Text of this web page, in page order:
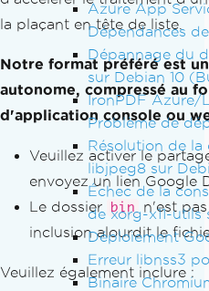
Azure App
Dépendances
Dépannage du
sur Debian 10
IronPDF Azure/
Problème de
Résolution de
libjpeg8 sur
Échec de la
de xorg-x11-
Déploiement
Erreur libnss3
Binaire
la plaçant en tête de liste.
Notre format préféré est
autonome, compressé au
d'application console ou
Veuillez activer le
envoyez un lien Google
Le dossier
bin
n'est
inclusion alourdit le
Veuillez également inclure :